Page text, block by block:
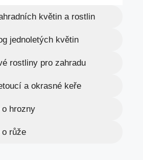
květin a rostlin
jednoletých květin
rostliny pro zahradu
a okrasné keře
o hrozny
o růže